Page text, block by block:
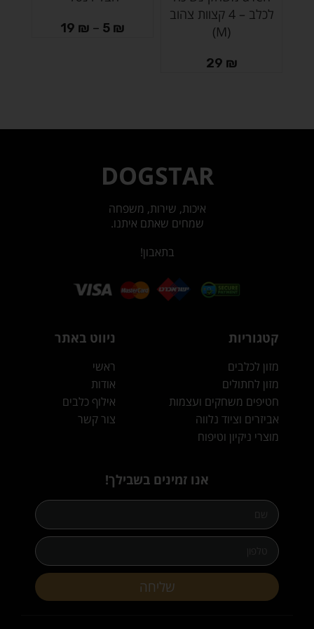
לכלב – 4 קצוות צהוב
(M)
29 ₪
5 ₪
–
19 ₪
DOGSTAR
איכות, שירות, משפחה
שמחים שאתם איתנו.
בתאבון!
קטגוריות
מזון לכלבים
מזון לחתולים
חטיפים משחקים ועצמות
אביזרים וציוד נלווה
מוצרי ניקיון וטיפוח
ניווט באתר
ראשי
אודות
אילוף כלבים
צור קשר
אנו זמינים בשבילך!
שליחה